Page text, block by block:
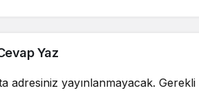
Yaz
adresiniz yayınlanmayacak.